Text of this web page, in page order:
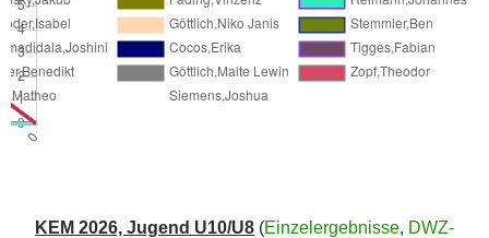
KEM 2026, Jugend U10/U8 (Einzelergebnisse, DWZ-